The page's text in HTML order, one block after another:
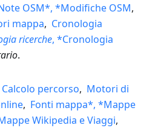
OSM*, *Modifiche OSM,
mappa, Cronologia
ricerche, *Cronologia
.
Calcolo percorso, Motori di
, Fonti mappa*, *Mappe
Wikipedia e Viaggi,